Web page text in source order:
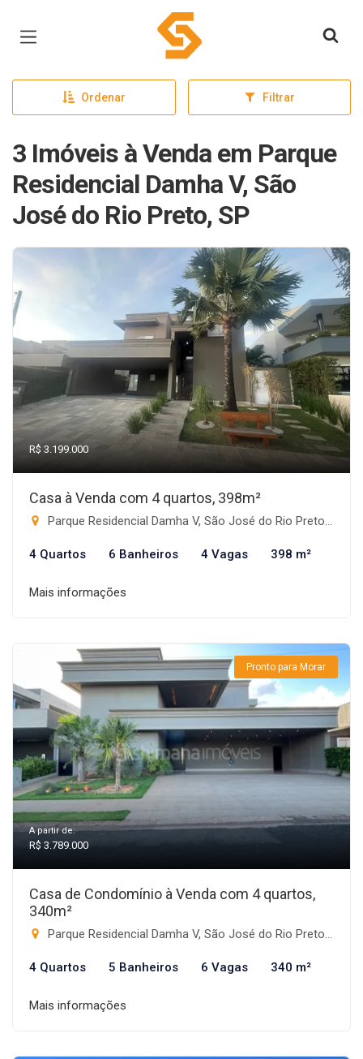
Página inicial
Ordenar Filtrar
3 Imóveis à Venda em Parque
Residencial Damha V, São
José do Rio Preto, SP
R$ 3.199.000
Casa à Venda com 4 quartos, 398m²
Parque Residencial Damha V, São José do Rio Preto-SP
4 Quartos 6 Banheiros 4 Vagas 398 m²
Mais informações
Pronto para Morar
A partir de:
R$ 3.789.000
Casa de Condomínio à Venda com 4 quartos,
340m²
Parque Residencial Damha V, São José do Rio Preto-SP
4 Quartos 5 Banheiros 6 Vagas 340 m²
Mais informações